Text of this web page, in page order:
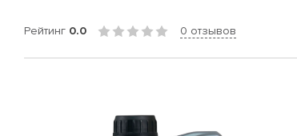
Рейтинг 0.0 0 отзывов